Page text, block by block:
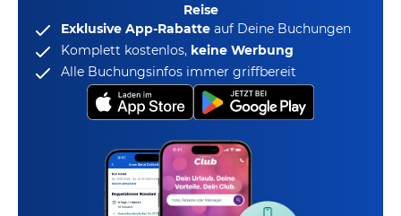
Reise
Exklusive App-Rabatte auf Deine Buchungen
Komplett kostenlos, keine Werbung
Alle Buchungsinfos immer griffbereit